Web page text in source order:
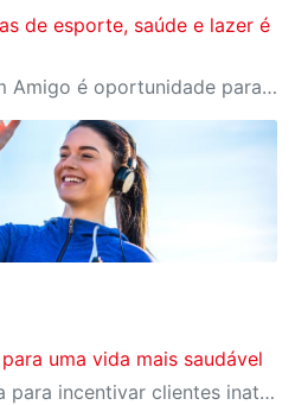
de esporte, saúde e lazer é
A campanha Convide um Amigo é oportunidade para reunir amigos para aproveitar juntos toda estrutura do Sesi. Os benefícios para clientes e convidados estão no regulamento
uma vida mais saudável
SESI-SP lança campanha para incentivar clientes inativos a retomarem a prática de atividades físicas, esporte e lazer com benefícios exclusivos